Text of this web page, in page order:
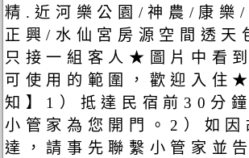
精.近河樂公園/神農/康樂
正興/水仙宮房源空間透天
只接一組客人★圖片中看
可使用的範圍，歡迎入住
知】1）抵達民宿前30分
小管家為您開門。2）如因
達，請事先聯繫小管家並